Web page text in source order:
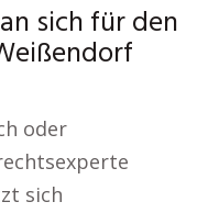
sich für den
oder
sich